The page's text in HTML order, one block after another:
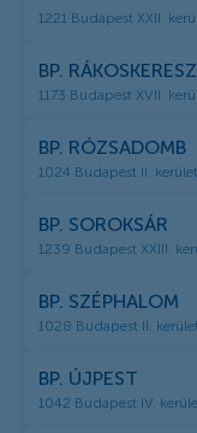
1221 Budapest XXII.
BP.
1173 Budapest XVII.
BP. RÓZSADOMB
1024 Budapest II.
BP. SOROKSÁR
1239 Budapest XXIII.
BP. SZÉPHALOM
1028 Budapest II.
BP. ÚJPEST
1042 Budapest IV.